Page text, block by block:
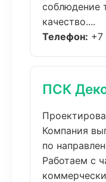
соблюдение
качество....
Телефон: +7
ПСК
Компания
по
Работаем с